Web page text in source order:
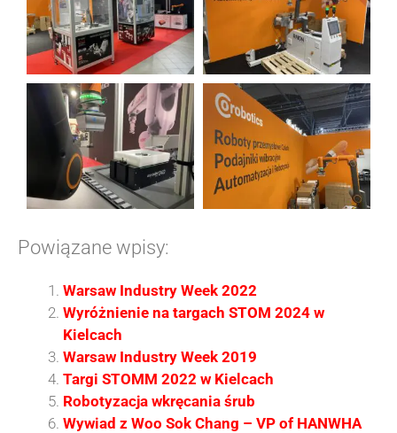
Powiązane wpisy:
Warsaw Industry Week 2022
Wyróżnienie na targach STOM 2024 w
Kielcach
Warsaw Industry Week 2019
Targi STOMM 2022 w Kielcach
Robotyzacja wkręcania śrub
Wywiad z Woo Sok Chang – VP of HANWHA